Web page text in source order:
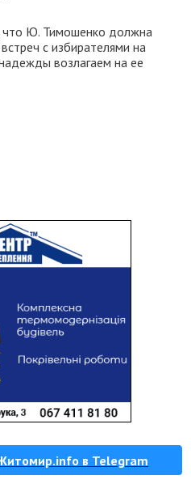
что Ю. Тимошенко должна
с избирателями на
возлагаем на ее
в Telegram